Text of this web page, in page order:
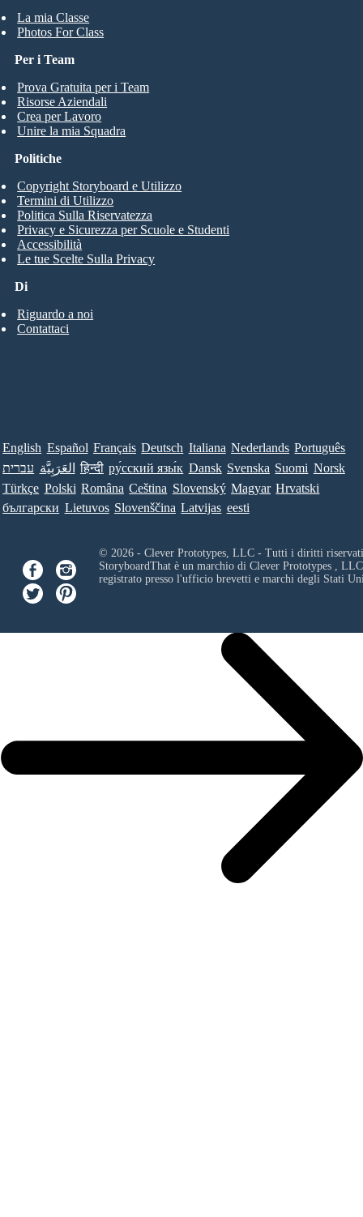
La mia Classe
Photos For Class
Per i Team
Prova Gratuita per i Team
Risorse Aziendali
Crea per Lavoro
Unire la mia Squadra
Di
Riguardo a noi
Contattaci
Politiche
Copyright Storyboard e Utilizzo
Termini di Utilizzo
Politica Sulla Riservatezza
Privacy e Sicurezza per Scuole e Studenti
Accessibilità
Le tue Scelte Sulla Privacy
English Español Français Deutsch Italiana Nederlands Português
עברית العَرَبِيَّة हिन्दी ру́сский язы́к Dansk Svenska Suomi Norsk
Türkçe Polski Româna Ceština Slovenský Magyar Hrvatski
български Lietuvos Slovenščina Latvijas eesti
© 2026 - Clever Prototypes, LLC - Tutti i diritti
StoryboardThat è un marchio di Clever Prototypes , LLC
registrato presso l'ufficio brevetti e marchi degli Stati